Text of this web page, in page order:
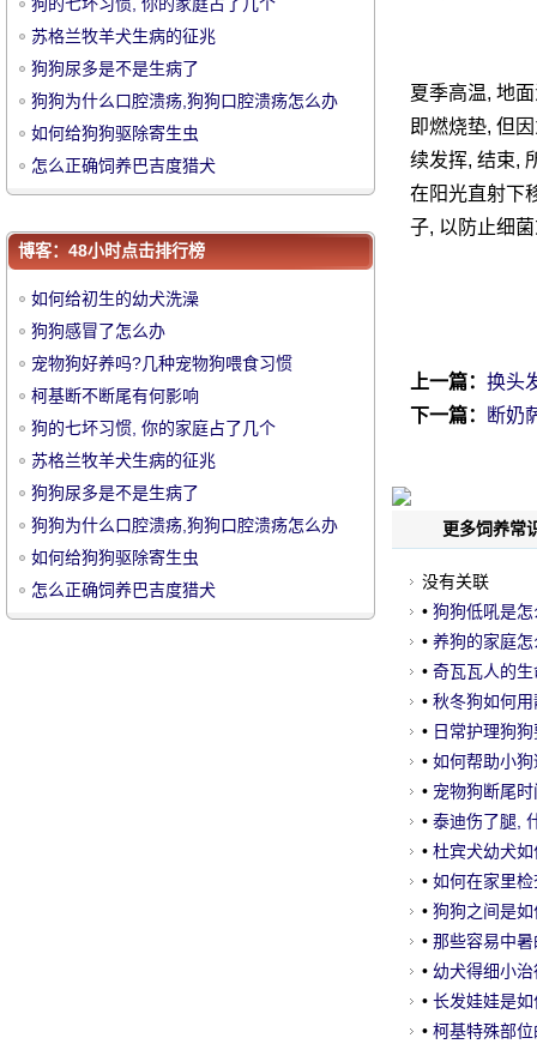
华
宠
夏季高温, 地
即燃烧垫, 但
续发挥, 结束,
在阳光直射下
子, 以防止细
上一篇： 换头
下一篇：
断奶
更多饲养常
没有关联
• 狗狗低吼是怎
• 养狗的家庭
• 奇瓦瓦人的
• 秋冬狗如何
• 日常护理狗
• 如何帮助小
• 宠物狗断尾
• 泰迪伤了腿,
• 杜宾犬幼犬
• 如何在家里
• 狗狗之间是
• 那些容易中
• 幼犬得细小
• 长发娃娃是
• 柯基特殊部
苏格兰牧羊犬生病的征兆
狗狗尿多是不是生病了
狗狗为什么口腔溃疡,狗狗口腔溃疡怎么办
如何给狗狗驱除寄生虫
怎么正确饲养巴吉度猎犬
苏格兰牧羊犬生病的征兆
狗狗尿多是不是生病了
狗狗为什么口腔溃疡,狗狗口腔溃疡怎么办
如何给狗狗驱除寄生虫
怎么正确饲养巴吉度猎犬
博客：48小时点击排行榜
如何给初生的幼犬洗澡
狗狗感冒了怎么办
宠物狗好养吗?几种宠物狗喂食习惯
柯基断不断尾有何影响
狗的七坏习惯, 你的家庭占了几个
苏格兰牧羊犬生病的征兆
狗狗尿多是不是生病了
狗狗为什么口腔溃疡,狗狗口腔溃疡怎么办
如何给狗狗驱除寄生虫
怎么正确饲养巴吉度猎犬